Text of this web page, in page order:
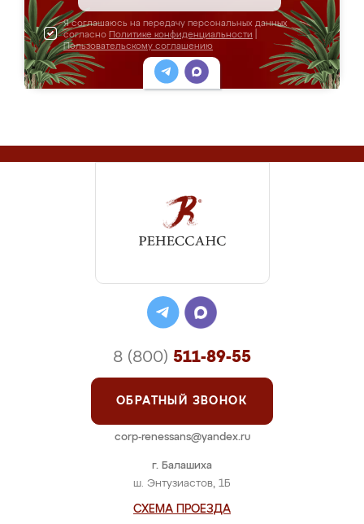
Я соглашаюсь на передачу персональных данных
согласно Политике конфиденциальности
Пользовательскому соглашению
г. Балашиха
ш. Энтузиастов, 1Б
СХЕМА ПРОЕЗДА
8 (800) 511-89-55
ОБРАТНЫЙ ЗВОНОК
corp-renessans@yandex.ru